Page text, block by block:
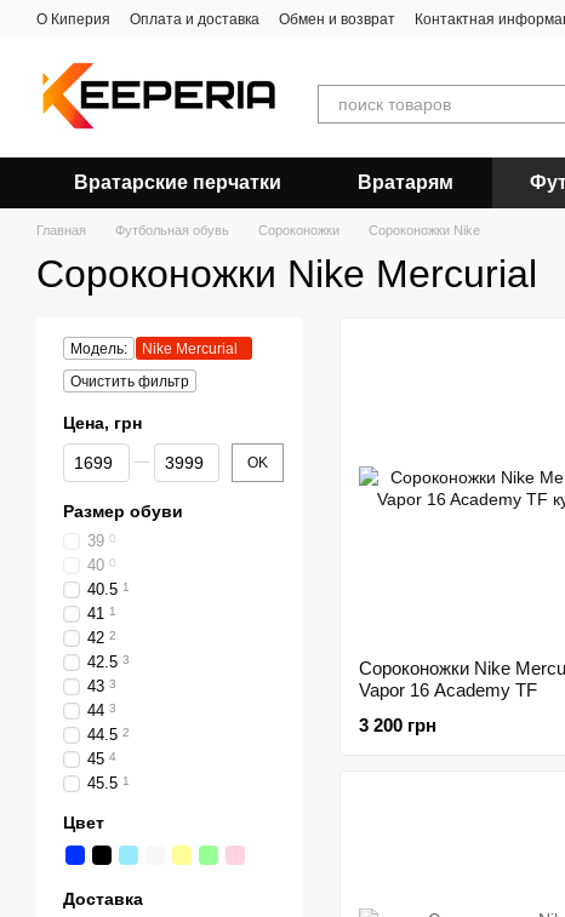
Перейти к основному контенту
О Киперия Оплата и доставка Обмен и возврат Контактная
Вратарские перчатки Вратарям
Главная Футбольная обувь Сороконожки Сороконожки Nike
Сороконожки Nike Mercurial
Сороконожки Nike
Vapor 16 Academy TF
3 200 грн
Модель:
Nike Mercurial
Очистить фильтр
Цена, грн
От Цена, грн
До Цена, грн OK
Размер обуви
39 0
40 0
40.5 1
41 1
42 2
42.5 3
43 3
44 3
44.5 2
45 4
45.5 1
Цвет
Доставка